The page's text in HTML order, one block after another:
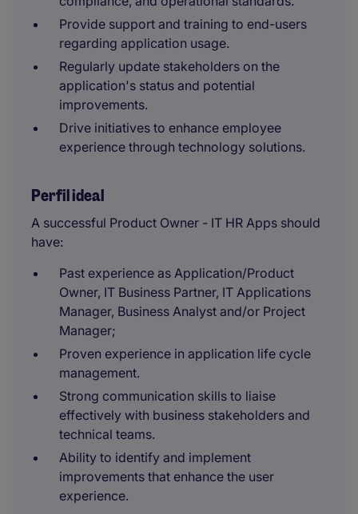
Provide support and training to end-users
regarding application usage.
Regularly update stakeholders on the
application's status and potential
improvements.
Drive initiatives to enhance employee
experience through technology solutions.
Perfil ideal
A successful Product Owner - IT HR Apps should
have:
Past experience as Application/Product
Owner, IT Business Partner, IT Applications
Manager, Business Analyst and/or Project
Manager;
Proven experience in application life cycle
management.
Strong communication skills to liaise
effectively with business stakeholders and
technical teams.
Ability to identify and implement
improvements that enhance the user
experience.